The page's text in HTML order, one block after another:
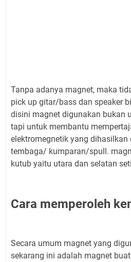
Tanpa adanya magnet, maka
pick up gitar/bass dan speaker
disini magnet digunakan bukan
tapi untuk membantu
elektromegnetik yang
tembaga/ kumparan/spull.
kutub yaitu utara dan selatan
Cara memperoleh
Secara umum magnet yang
sekarang ini adalah magnet